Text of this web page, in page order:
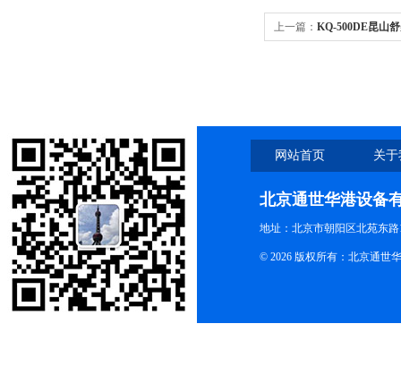
上一篇： KQ-500DE昆山
网站首页 关
北京通世华港设备
地址：北京市朝阳区北苑东路
© 2026 版权所有：北京通世